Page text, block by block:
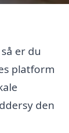
er du
platform
den